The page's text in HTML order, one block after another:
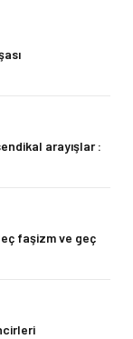
arayışlar :
faşizm ve geç